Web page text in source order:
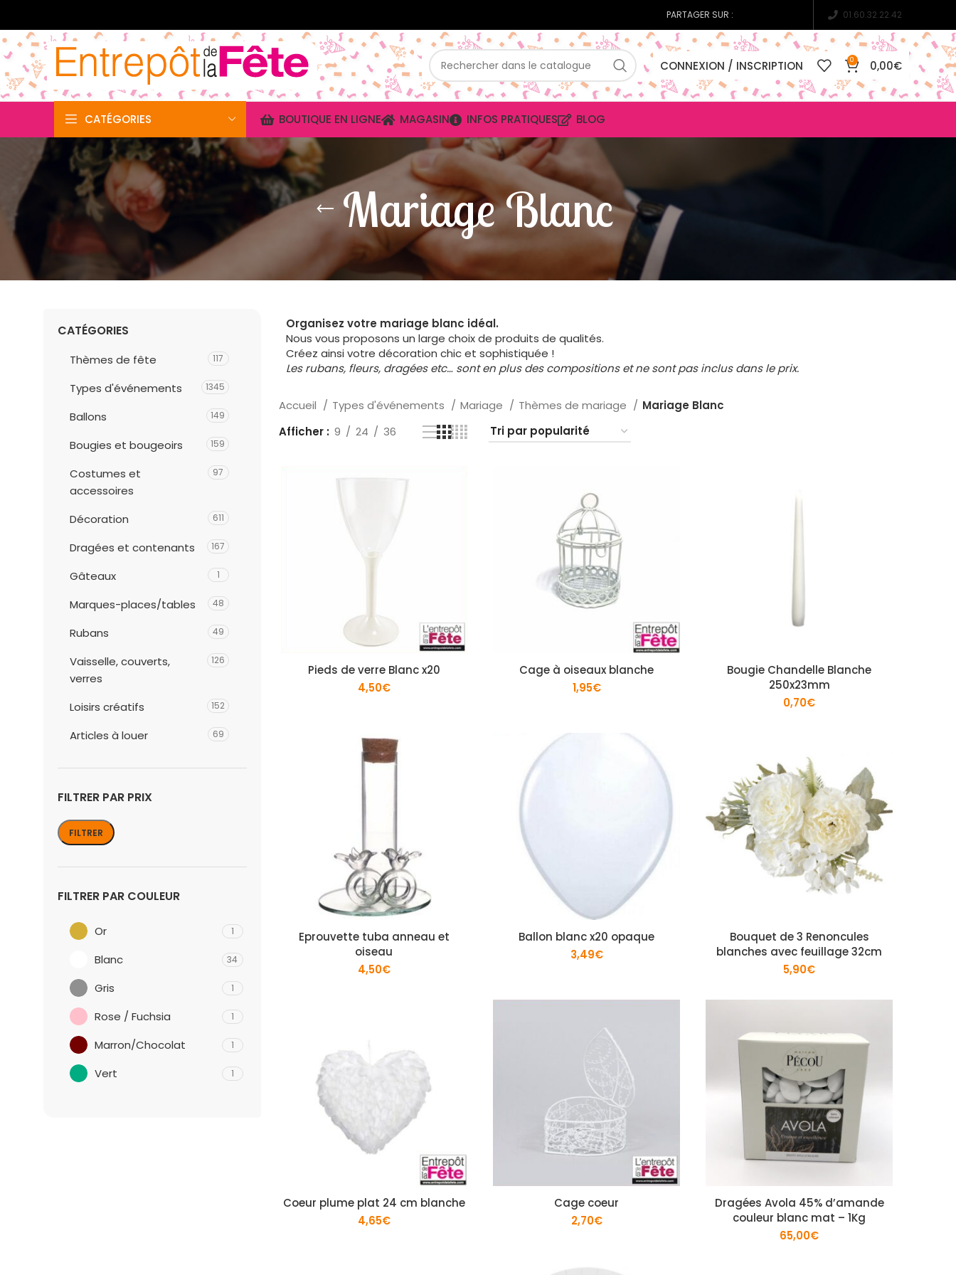
PARTAGER SUR : 01.60.32.22.42
CONNEXION / INSCRIPTION 0 0,00€
CATÉGORIES BOUTIQUE EN LIGNE MAGASIN INFOS PRATIQUES BLOG
Mariage Blanc
CATÉGORIES
Thèmes de fête 117
Types d'événements 1345
Ballons 149
Bougies et bougeoirs 159
Costumes et
accessoires
97
Décoration 611
Dragées et contenants 167
Gâteaux 1
Marques-places/tables 48
Rubans 49
Vaisselle, couverts,
verres
126
Loisirs créatifs 152
Articles à louer 69
FILTRER PAR PRIX
Prix
Prix
FILTRER
FILTRER PAR COULEUR
Or 1
Blanc 34
Gris 1
Rose / Fuchsia 1
Marron/Chocolat 1
Vert 1
Organisez votre mariage blanc idéal.
Nous vous proposons un large choix de produits de qualités.
Créez ainsi votre décoration chic et sophistiquée !
Les rubans, fleurs, dragées etc… sont en plus des compositions et ne sont pas inclus dans le prix.
Accueil Types d'événements Mariage Thèmes de mariage
Mariage Blanc
Afficher
9 24 36
Pieds de verre Blanc x20
4,50€
Cage à oiseaux blanche
1,95€
Bougie Chandelle Blanche
250x23mm
0,70€
Eprouvette tuba anneau et
oiseau
4,50€
Ballon blanc x20 opaque
3,49€
Bouquet de 3 Renoncules
blanches avec feuillage 32cm
5,90€
Coeur plume plat 24 cm blanche
4,65€
Cage coeur
2,70€
Dragées Avola 45% d’amande
couleur blanc mat – 1Kg
65,00€